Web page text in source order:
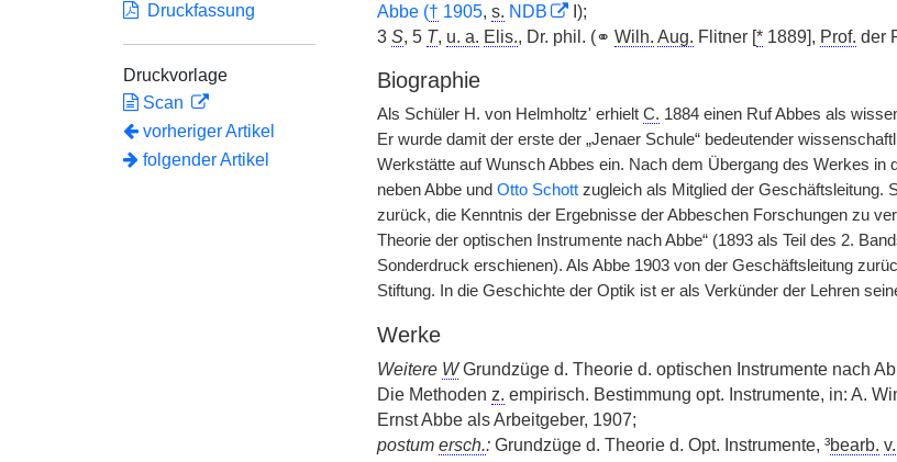
Druckfassung
Druckvorlage
Scan
vorheriger Artikel
folgender Artikel
Abbe († 1905, s. NDB
I);
3 S, 5 T, u. a. Elis., Dr. phil. (⚭ Wilh. Aug. Flitner [*1889], Prof. der
Biographie
Als Schüler H. von Helmholtz' erhielt C. 1884 einen Ruf Abbes als
Er wurde damit der erste der „Jenaer Schule“ bedeutender
Werkstätte auf Wunsch Abbes ein. Nach dem Übergang des Werkes
neben Abbe und Otto Schottzugleich als Mitglied der Geschäftsleitung.
zurück, die Kenntnis der Ergebnisse der Abbeschen Forschungen zu
Theorie der optischen Instrumente nach Abbe“ (1893 als Teil des 2.
Sonderdruck erschienen). Als Abbe 1903 von der Geschäftsleitung
Stiftung. In die Geschichte der Optik ist er als Verkünder der Lehren
Werke
Weitere WGrundzüge d. Theorie d. optischen Instrumente nach
Die Methoden z. empirisch. Bestimmung opt. Instrumente, in: A.
Ernst Abbe als Arbeitgeber, 1907;
postum ersch.:Grundzüge d. Theorie d. Opt. Instrumente, ³bearb. v.